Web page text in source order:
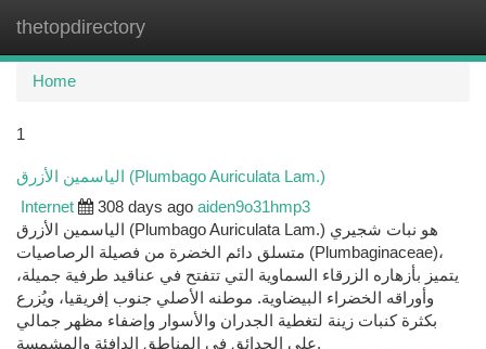
thetopdirectory
Home
1
الياسمين الأزرق (Plumbago Auriculata Lam.)
Internet 308 days ago aiden9o31hmp3
الياسمين الأزرق (Plumbago Auriculata Lam.) هو نبات شجيري
متسلق دائم الخضرة من فصيلة الرصاصيات (Plumbaginaceae)،
يتميز بأزهاره الزرقاء السماوية التي تتفتح في عناقيد طرفية جميلة،
وأوراقه الخضراء البيضاوية. موطنه الأصلي جنوب إفريقيا، ويُزرع
بكثرة كنبات زينة لتغطية الجدران والأسوار وإضفاء مظهر جمالي
على الحدائق في المناطق الدافئة والمشمسة.